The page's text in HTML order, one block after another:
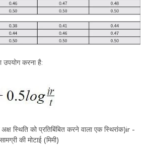
उपयोग करना है:
स्थिति को प्रतिबिंबित करने वाला एक स्थिरांक)ir -
की मोटाई (मिमी)